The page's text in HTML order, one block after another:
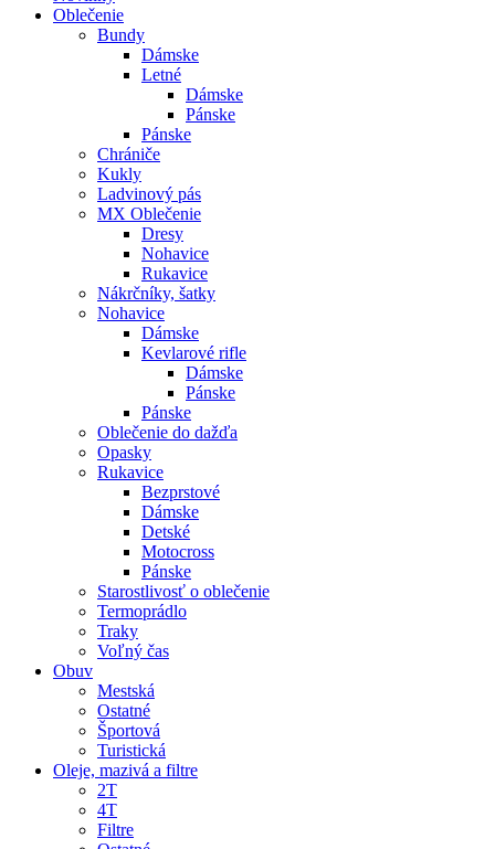
Oblečenie
Bundy
Dámske
Letné
Dámske
Pánske
Pánske
Chrániče
Kukly
Ladvinový pás
MX Oblečenie
Dresy
Nohavice
Rukavice
Nákrčníky, šatky
Nohavice
Dámske
Kevlarové rifle
Dámske
Pánske
Pánske
Oblečenie do dažďa
Opasky
Rukavice
Bezprstové
Dámske
Detské
Motocross
Pánske
Starostlivosť o oblečenie
Termoprádlo
Traky
Voľný čas
Obuv
Mestská
Ostatné
Športová
Turistická
Oleje, mazivá a filtre
2T
4T
Filtre